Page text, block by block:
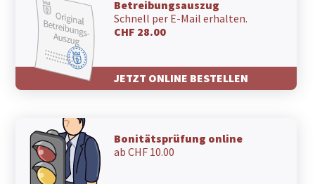
9249 Niederstetten
9249 Algetshausen
9248 Bichwil
9247 Henau
9246 Niederbüren
9245 Sonnental
9243 Jonschwil
9242 Oberuzwil
9240 Uzwil
9240 Niederglatt SG
Betreibungsauszug
Schnell per E-Mail erhalten.
CHF 28.00
JETZT ONLINE BESTELLEN
Bonitätsprüfung online
ab CHF 10.00